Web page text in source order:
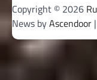
Copyright © 2026
News byAscendoor